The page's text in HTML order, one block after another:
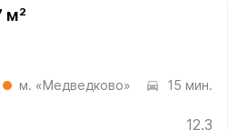
м²
м. «Медведково» 15 мин.
12.3